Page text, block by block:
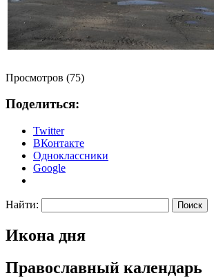
Просмотров (75)
Поделиться:
Twitter
ВКонтакте
Одноклассники
Google
Найти:
Икона дня
Православный календарь